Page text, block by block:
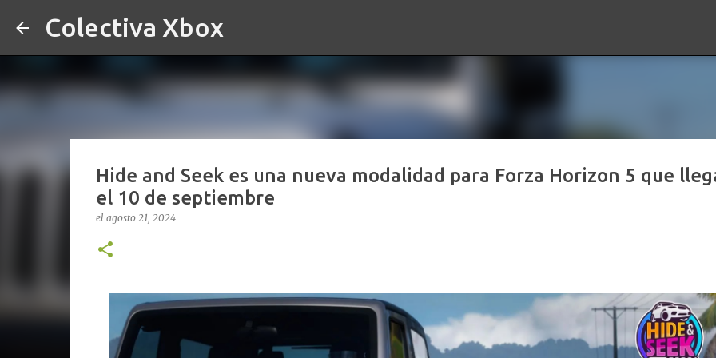
Colectiva Xbox
Hide and Seek es una nueva modalidad para Forza Horizon 5 que
el 10 de septiembre
el agosto 21, 2024